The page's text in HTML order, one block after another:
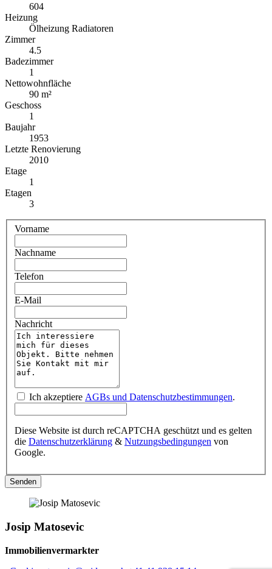
604
Heizung
Ölheizung Radiatoren
Zimmer
4.5
Badezimmer
1
Nettowohnfläche
90 m²
Geschoss
1
Baujahr
1953
Letzte Renovierung
2010
Etage
1
Etagen
3
Vorname
Nachname
Telefon
E-Mail
Nachricht
Ich akzeptiere AGBs und Datenschutzbestimmungen.
Diese Website ist durch reCAPTCHA geschützt und es gelten
die Datenschutzerklärung & Nutzungsbedingungen
Google.
Josip Matosevic
Immobilienvermarkter